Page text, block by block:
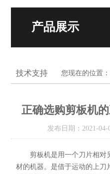
产品展示
技术支持 您现在的位置：
正确选购剪板机
发布日期：2021-
剪板机是用一个刀片相对
材的机器。是借于运动的上刀